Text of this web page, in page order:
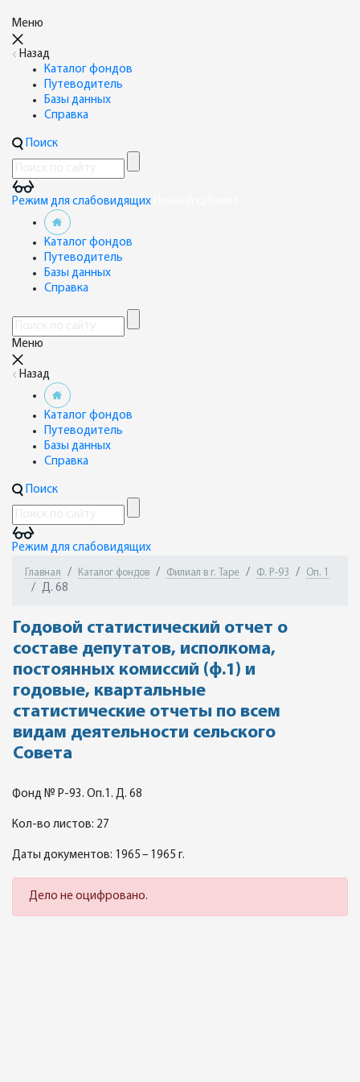
Меню
Назад
Каталог фондов
Путеводитель
Базы данных
Справка
Поиск
Режим для слабовидящих
Каталог фондов
Путеводитель
Базы данных
Справка
Меню
Назад
Каталог фондов
Путеводитель
Базы данных
Справка
Поиск
Режим для слабовидящих
Главная Каталог фондов Филиал в г. Таре Ф. Р-93 Оп. 1
Д. 68
Годовой статистический отчет о
составе депутатов, исполкома,
постоянных комиссий (ф.1) и
годовые, квартальные
статистические отчеты по всем
видам деятельности сельского
Совета
Фонд № Р-93. Оп.1. Д. 68
Кол-во листов: 27
Даты документов: 1965 – 1965 г.
Дело не оцифровано.